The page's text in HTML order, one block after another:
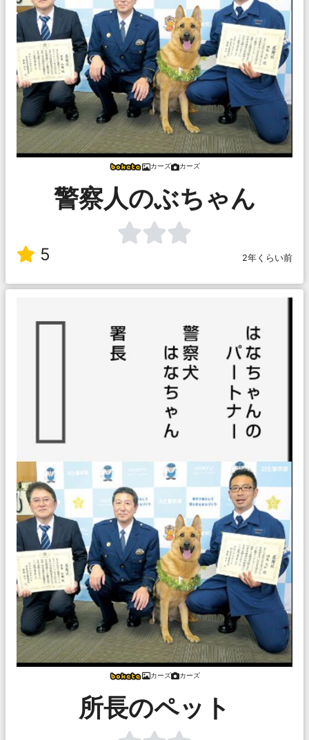
カーズ カーズ
警察人のぶちゃん
5 2年くらい前
カーズ カーズ
所長のペット